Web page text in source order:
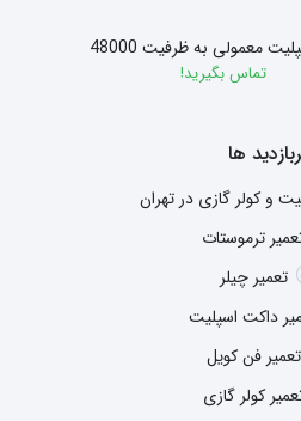
معمولی به ظرفیت 48000
تماس بگیرید!
ها
و کولر گازی در تهران
ترموستات
تعمیر چیلر
داکت اسپلیت
تعمیر فن کویل
کولر گازی